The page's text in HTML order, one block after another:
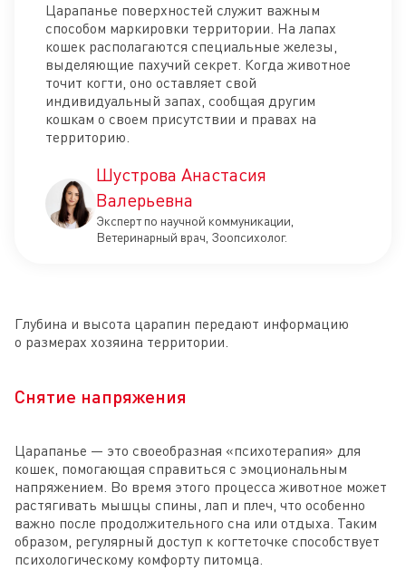
Царапанье поверхностей служит важным
способом маркировки территории. На лапах
кошек располагаются специальные железы,
выделяющие пахучий секрет. Когда животное
точит когти, оно оставляет свой
индивидуальный запах, сообщая другим
кошкам о своем присутствии и правах на
территорию.
Шустрова Анастасия
Валерьевна
Эксперт по научной коммуникации,
Ветеринарный врач, Зоопсихолог.
Глубина и высота царапин передают информацию
о размерах хозяина территории.
Снятие напряжения
Царапанье — это своеобразная «психотерапия» для
кошек, помогающая справиться с эмоциональным
напряжением. Во время этого процесса животное может
растягивать мышцы спины, лап и плеч, что особенно
важно после продолжительного сна или отдыха. Таким
образом, регулярный доступ к когтеточке способствует
психологическому комфорту питомца.